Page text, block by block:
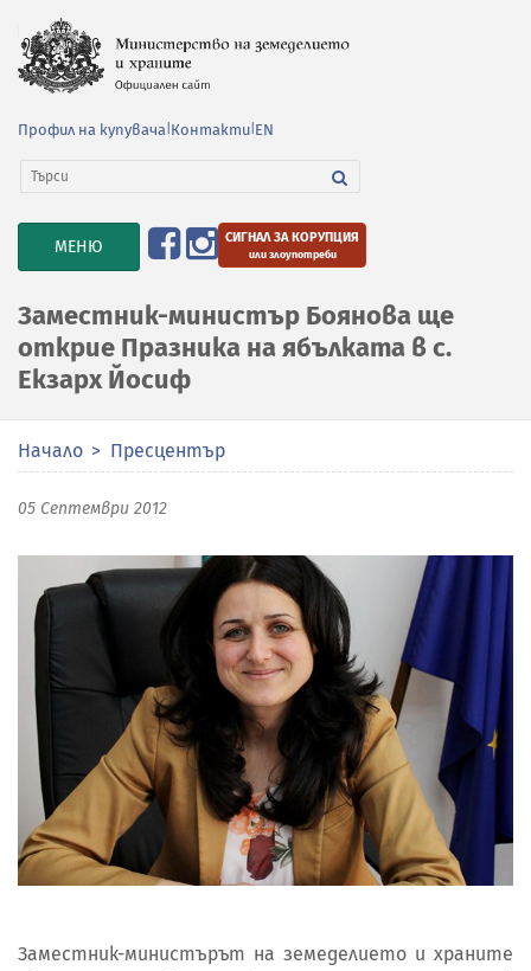
Профил на купувача Контакти EN
TOGGLE
NAVIGATION
МЕНЮ СИГНАЛ ЗА КОРУПЦИЯ
или злоупотреби
Заместник-министър Боянова ще
открие Празника на ябълката в с.
Екзарх Йосиф
Начало Пресцентър
05 Септември 2012
Заместник-министърът на земеделието и храните